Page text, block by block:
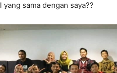
yang sama dengan saya??